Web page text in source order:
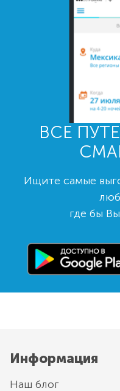
ВСЕ
Ищите самые
где бы
Информация
Наш блог